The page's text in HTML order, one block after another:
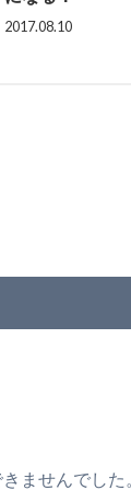
2017.08.10
ませんでした